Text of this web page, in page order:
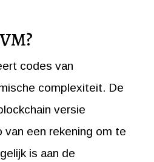
codes van
complexiteit. De
versie
een rekening om te
is aan de